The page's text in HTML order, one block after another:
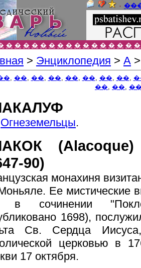
٠
� � � � � � � � � � � � � � � �
> Энциклопедия > А
, ��, ��, ��, ��, ��, ��, ��,
��, ��,
Огнеземельцы.
90)
монахиня
Ее мистические
сочинении
1698),
Св. Сердца
церковью в
17 октября.